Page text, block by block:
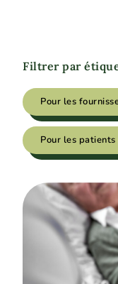
Filtrer par
Pour les
Pour les